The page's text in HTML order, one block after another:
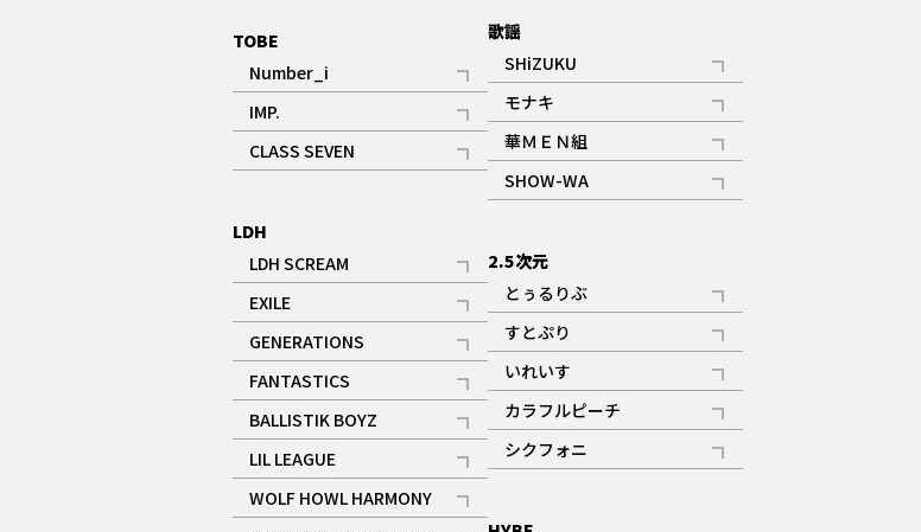
TOBE
Number_i
記事
IMP.
記事
CLASS SEVEN
記事
LDH
LDH SCREAM
記事
EXILE
記事
GENERATIONS
記事
FANTASTICS
記事
BALLISTIK BOYZ
記事
LIL LEAGUE
記事
WOLF HOWL HARMONY
記事
歌謡
SHiZUKU
記事
モナキ
記事
華ＭＥＮ組
記事
SHOW-WA
記事
2.5次元
とぅるりぶ
記事
すとぷり
記事
ギャラリー
いれいす
記事
ギャラリー
カラフルピーチ
記事
シクフォニ
記事